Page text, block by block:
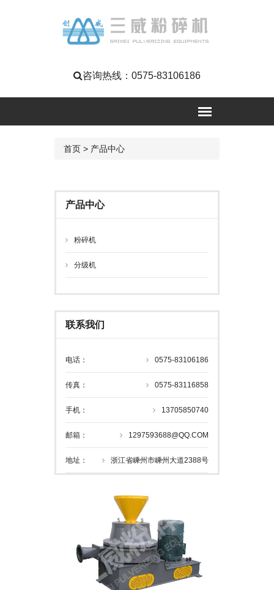
咨询热线： 0575-83106186
首页 > 产品中心
产品中心
粉碎机
分级机
联系我们
电话： 0575-83106186
传真： 0575-83116858
手机： 13705850740
邮箱： 1297593688@QQ.COM
地址： 浙江省嵊州市嵊州大道2388号